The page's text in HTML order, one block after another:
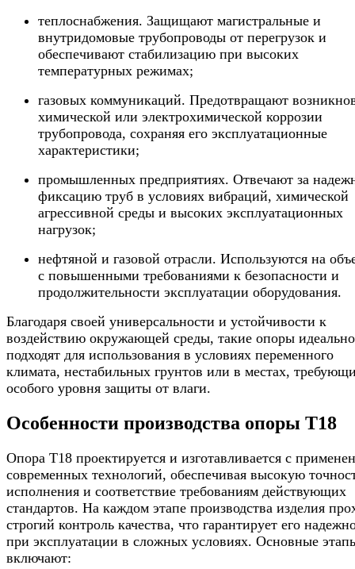
теплоснабжения. Защищают магистральные и
внутридомовые трубопроводы от перегрузок и
обеспечивают стабилизацию при высоких
температурных режимах;
газовых коммуникаций. Предотвращают
химической или электрохимической коррозии
трубопровода, сохраняя его эксплуатационные
характеристики;
промышленных предприятиях. Отвечают за
фиксацию труб в условиях вибраций, химической
агрессивной среды и высоких эксплуатационных
нагрузок;
нефтяной и газовой отрасли. Используются на
с повышенными требованиями к безопасности и
продолжительности эксплуатации оборудования.
Благодаря своей универсальности и устойчивости к
воздействию окружающей среды, такие опоры идеально
подходят для использования в условиях переменного
климата, нестабильных грунтов или в местах,
особого уровня защиты от влаги.
Особенности производства опоры Т18
Опора Т18 проектируется и изготавливается с
современных технологий, обеспечивая высокую
исполнения и соответствие требованиям действующих
стандартов. На каждом этапе производства изделия
строгий контроль качества, что гарантирует его
при эксплуатации в сложных условиях. Основные
включают: